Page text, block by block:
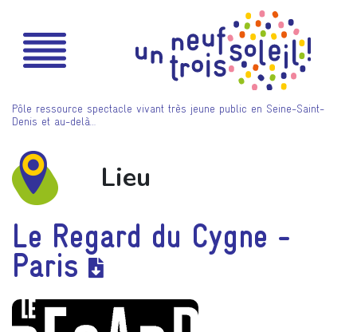
Pôle ressource spectacle vivant très jeune public en Seine-Saint-
Denis et au-delà…
Lieu
Le Regard du Cygne -
Paris